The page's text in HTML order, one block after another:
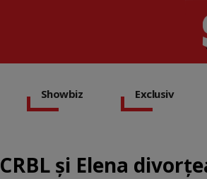
Showbiz Exclusiv
CRBL și Elena